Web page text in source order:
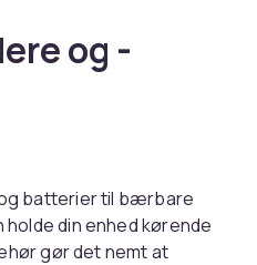
og -
batterier til bærbare
din enhed kørende
gør det nemt at